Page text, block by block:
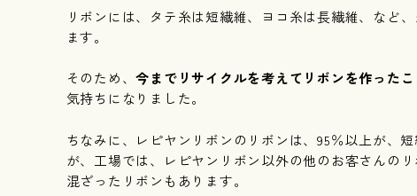
リボンには、タテ糸は短繊維、ヨコ糸は長繊維、など
ます。
そのため、今までリサイクルを考えてリボンを作った
気持ちになりました。
ちなみに、レピヤンリボンのリボンは、95％以上が、
が、工場では、レピヤンリボン以外の他のお客さんの
混ざったリボンもあります。